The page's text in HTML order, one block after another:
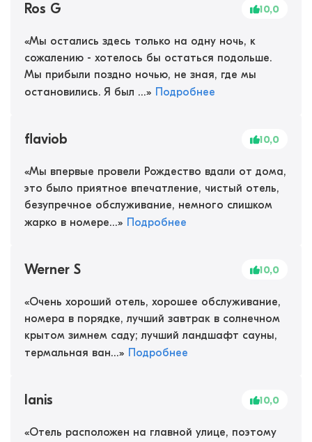
Ros G 10,0
«Мы остались здесь только на одну ночь, к
сожалению - хотелось бы остаться подольше.
Мы прибыли поздно ночью, не зная, где мы
остановились. Я был ...» Подробнее
flaviob 10,0
«Мы впервые провели Рождество вдали от дома,
это было приятное впечатление, чистый отель,
безупречное обслуживание, немного слишком
жарко в номере...» Подробнее
Werner S 10,0
«Очень хороший отель, хорошее обслуживание,
номера в порядке, лучший завтрак в солнечном
крытом зимнем саду; лучший ландшафт сауны,
термальная ван...» Подробнее
Ianis 10,0
«Отель расположен на главной улице, поэтому